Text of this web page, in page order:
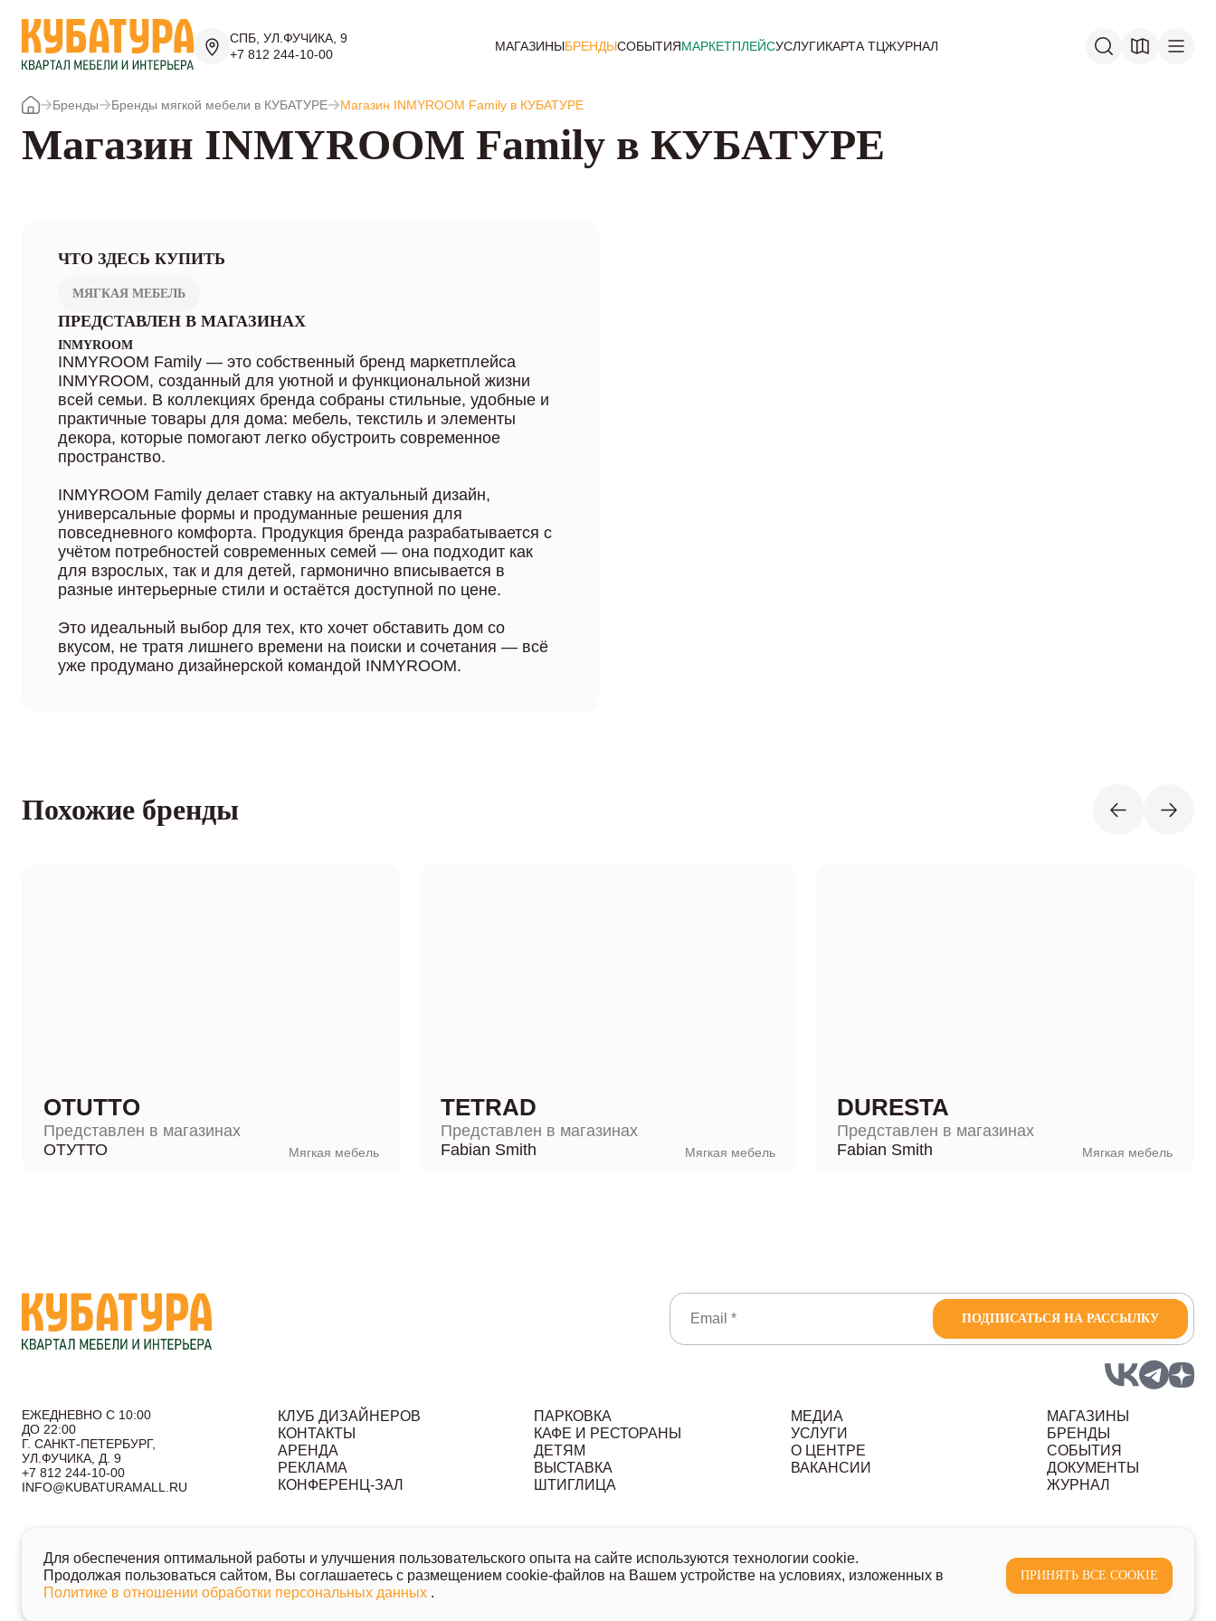
СПБ, УЛ.ФУЧИКА, 9
+7 812 244-10-00
МАГАЗИНЫБРЕНДЫСОБЫТИЯМАРКЕТПЛЕЙСУСЛУГИКАРТА ТЦЖУРНАЛ
Бренды Бренды мягкой мебели в КУБАТУРЕ Магазин INMYROOM Family в КУБАТУРЕ
Магазин INMYROOM Family в КУБАТУРЕ
ЧТО ЗДЕСЬ КУПИТЬ
МЯГКАЯ МЕБЕЛЬ
ПРЕДСТАВЛЕН В МАГАЗИНАХ
INMYROOM
INMYROOM Family — это собственный бренд маркетплейса
INMYROOM, созданный для уютной и функциональной жизни
всей семьи. В коллекциях бренда собраны стильные, удобные и
практичные товары для дома: мебель, текстиль и элементы
декора, которые помогают легко обустроить современное
пространство.
INMYROOM Family делает ставку на актуальный дизайн,
универсальные формы и продуманные решения для
повседневного комфорта. Продукция бренда разрабатывается с
учётом потребностей современных семей — она подходит как
для взрослых, так и для детей, гармонично вписывается в
разные интерьерные стили и остаётся доступной по цене.
Это идеальный выбор для тех, кто хочет обставить дом со
вкусом, не тратя лишнего времени на поиски и сочетания — всё
уже продумано дизайнерской командой INMYROOM.
Похожие бренды
OTUTTO
Представлен в магазинах
ОТУТТО
Мягкая мебель
TETRAD
Представлен в магазинах
Fabian Smith
Мягкая мебель
DURESTA
Представлен в магазинах
Fabian Smith
Мягкая мебель
ПОДПИСАТЬСЯ НА РАССЫЛКУ
ЕЖЕДНЕВНО С 10:00
ДО 22:00
Г. САНКТ-ПЕТЕРБУРГ,
УЛ.ФУЧИКА, Д. 9
+7 812 244-10-00
INFO@KUBATURAMALL.RU
КЛУБ ДИЗАЙНЕРОВ
КОНТАКТЫ
АРЕНДА
РЕКЛАМА
КОНФЕРЕНЦ-ЗАЛ
ПАРКОВКА
КАФЕ И РЕСТОРАНЫ
ДЕТЯМ
ВЫСТАВКА
ШТИГЛИЦА
МЕДИА
УСЛУГИ
О ЦЕНТРЕ
ВАКАНСИИ
МАГАЗИНЫ
БРЕНДЫ
СОБЫТИЯ
ДОКУМЕНТЫ
ЖУРНАЛ
© 2026 Кубатура. Квартал мебели и интерьера
Информация о товарах и ценах на сайте не является публичной офертой, носит исключительно информационный характер.
Для получения подробной информации о наличии и стоимости указанных товаров и услуг напишите или позвоните нам.
Для обеспечения оптимальной работы и улучшения пользовательского опыта на сайте используются технологии cookie.
Продолжая пользоваться сайтом, Вы соглашаетесь с размещением cookie-файлов на Вашем устройстве на условиях, изложенных в
Политике в отношении обработки персональных данных .
ПРИНЯТЬ ВСЕ COOKIE